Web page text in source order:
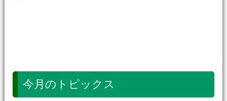
今月のトピックス